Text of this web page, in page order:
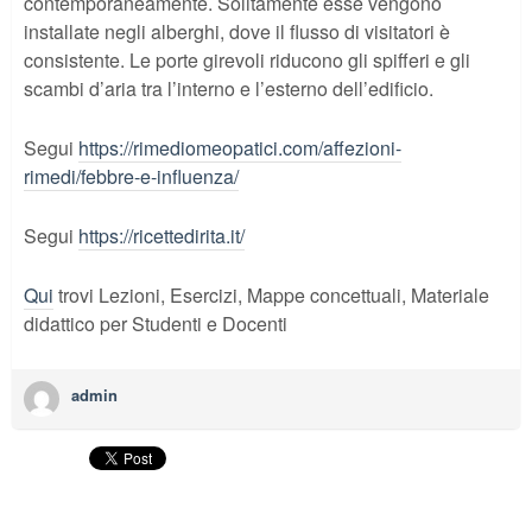
installate negli alberghi, dove il flusso di visitatori è
consistente. Le porte girevoli riducono gli spifferi e gli
scambi d’aria tra l’interno e l’esterno dell’edificio.
Segui https://rimediomeopatici.com/affezioni-
rimedi/febbre-e-influenza/
Segui https://ricettedirita.it/
Qui trovi Lezioni, Esercizi, Mappe concettuali, Materiale
didattico per Studenti e Docenti
admin